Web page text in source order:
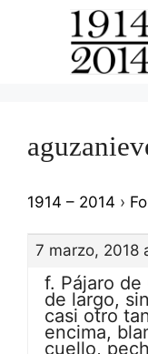
1914 – 2014 ›
7 marzo, 2018
f. Pájaro
de largo,
casi otro
encima,
cuello,